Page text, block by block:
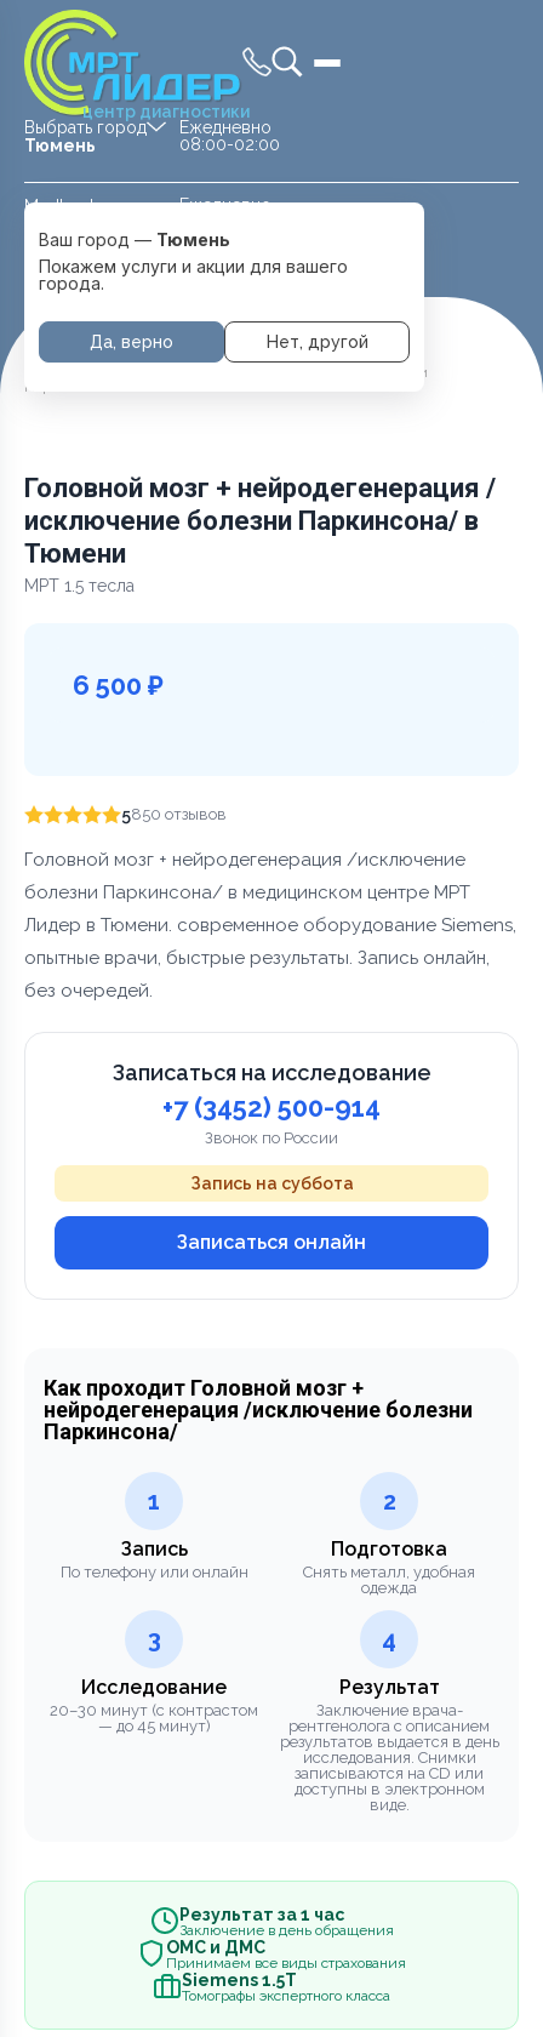
центр диагностики
Выбрать город
Тюмень
Medland —
Тюмень
Ежедневно
08:00-02:00
Ежедневно
Перейти
Ваш город — Тюмень
Покажем услуги и акции для вашего
города.
Да, верно Нет, другой
Главная Услуги и цены МРТ Головы
Головной мозг + нейродегенерация /исключение болезни
Паркинсона/
Головной мозг + нейродегенерация /
исключение болезни Паркинсона/ в
Тюмени
МРТ 1.5 тесла
6 500 ₽
5850 отзывов
Головной мозг + нейродегенерация /исключение
болезни Паркинсона/ в медицинском центре МРТ
Лидер в Тюмени. современное оборудование Siemens,
опытные врачи, быстрые результаты. Запись онлайн,
без очередей.
Записаться на исследование
+7 (3452) 500-914
Звонок по России
Запись на суббота
Записаться онлайн
Как проходит Головной мозг +
нейродегенерация /исключение болезни
Паркинсона/
1
Запись
По телефону или онлайн
2
Подготовка
Снять металл, удобная
одежда
3
Исследование
20–30 минут (с контрастом
— до 45 минут)
4
Результат
Заключение врача-
рентгенолога с описанием
результатов выдается в день
исследования. Снимки
записываются на CD или
доступны в электронном
виде.
Результат за 1 час
Заключение в день обращения
ОМС и ДМС
Принимаем все виды страхования
Siemens 1.5Т
Томографы экспертного класса